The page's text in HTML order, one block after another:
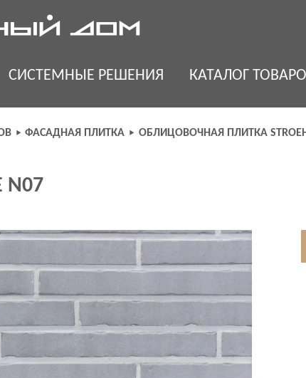
СИСТЕМНЫЕ РЕШЕНИЯ КАТАЛОГ
ФАСАДНАЯ ПЛИТКА ОБЛИЦОВОЧНАЯ ПЛИТКА
N07